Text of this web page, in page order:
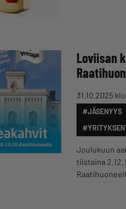
Loviisan
31.10.2025
#JÄSENYYS
Joulukuun
tiistaina 2.12.